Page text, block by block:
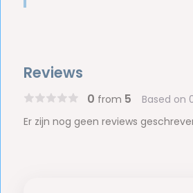
Reviews
0 from 5 Based on
Er zijn nog geen reviews